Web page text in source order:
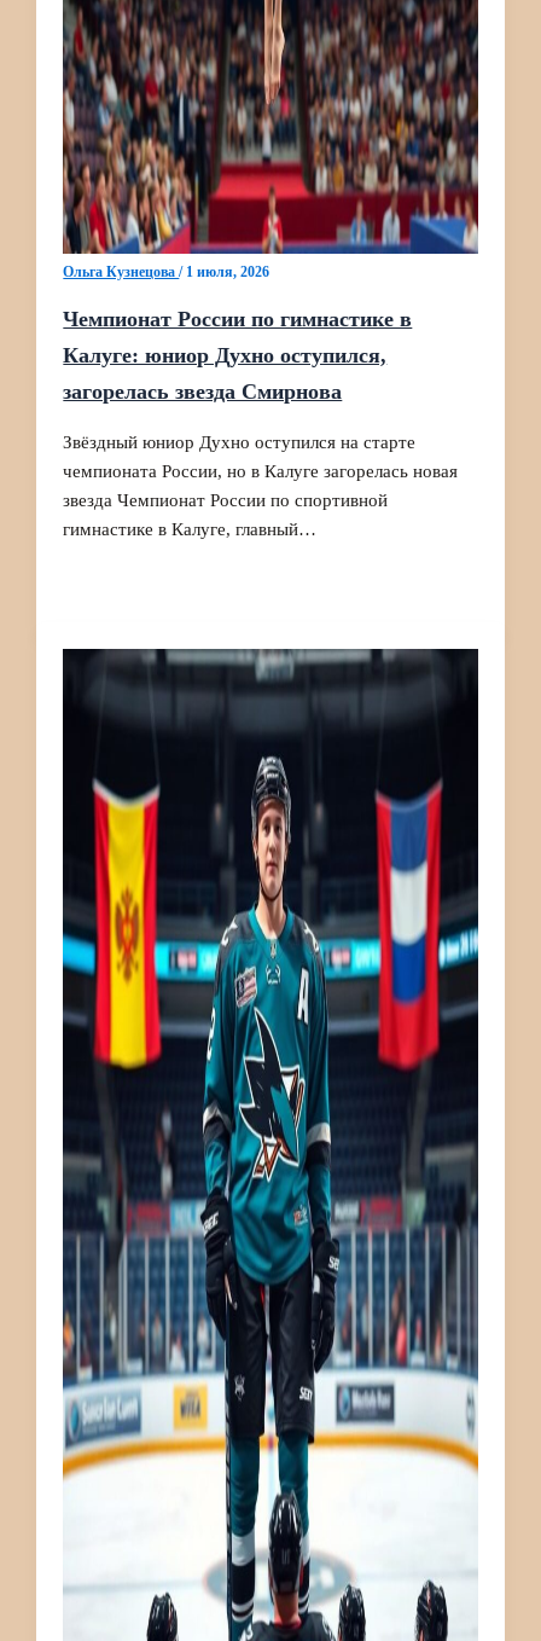
Ольга Кузнецова/ 1 июля, 2026
Чемпионат России по гимнастике в
Калуге: юниор Духно оступился,
загорелась звезда Смирнова
Звёздный юниор Духно оступился на старте
чемпионата России, но в Калуге загорелась новая
звезда Чемпионат России по спортивной
гимнастике в Калуге, главный…